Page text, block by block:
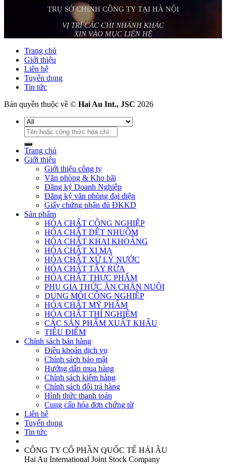
TRỤ SỞ CHÍNH CÔNG TY TẠI HÀ NỘI
VỊ TRÍ CÁC CHI NHÁNH KHÁC
XIN VÀO MỤC LIÊN HỆ
Trang chủ
Giới thiệu
Liên hệ
Tuyển dụng
Tin tức
Bản quyền thuộc về © Hai Au Int., JSC 2026
Tìm
kiếm:
Trang chủ
Giới thiệu
Giới thiệu công ty
Văn phòng & Kho bãi
Đăng ký Doanh Nghiệp
Đăng ký văn phòng đại diện
Giấy chứng nhận đủ ĐKKD
Sản phẩm
HÓA CHẤT CÔNG NGHIỆP
HÓA CHẤT DỆT NHUỘM
HÓA CHẤT KHAI KHOÁNG
HÓA CHẤT XI MẠ
HÓA CHẤT XỬ LÝ NƯỚC
HÓA CHẤT TẨY RỬA
HÓA CHẤT THỰC PHẨM
PHỤ GIA THỨC ĂN CHĂN NUÔI
DUNG MÔI CÔNG NGHIỆP
HÓA CHẤT MỸ PHẨM
HÓA CHẤT THÍ NGHIỆM
CÁC SẢN PHẨM XUẤT KHẨU
TIÊU ĐIỂM
Chính sách bán hàng
Điều khoản dịch vụ
Chính sách bảo mật
Hướng dẫn mua hàng
Chính sách kiểm hàng
Chính sách đổi trả hàng
Hình thức thanh toán
Cung cấp hóa đơn chứng từ
Liên hệ
Tuyển dụng
Tin tức
CÔNG TY CỔ PHẦN QUỐC TẾ HẢI ÂU
Hai Au International Joint Stock Company